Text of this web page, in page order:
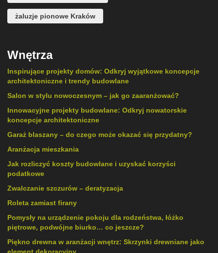
żaluzje pionowe Kraków
Wnętrza
Inspirujące projekty domów: Odkryj wyjątkowe koncepcje
architektoniczne i trendy budowlane
Salon w stylu nowoczesnym – jak go zaaranżować?
Innowacyjne projekty budowlane: Odkryj nowatorskie
koncepcje architektoniczne
Garaż blaszany – do czego może okazać się przydatny?
Aranżacja mieszkania
Jak rozliczyć koszty budowlane i uzyskać korzyści
podatkowe
Zwalczanie szczurów – deratyzacja
Roleta zamiast firany
Pomysły na urządzenie pokoju dla rodzeństwa, łóżko
piętrowe, podwójne biurko… co jeszcze?
Piękno drewna w aranżacji wnętrz: Skrzynki drewniane jako